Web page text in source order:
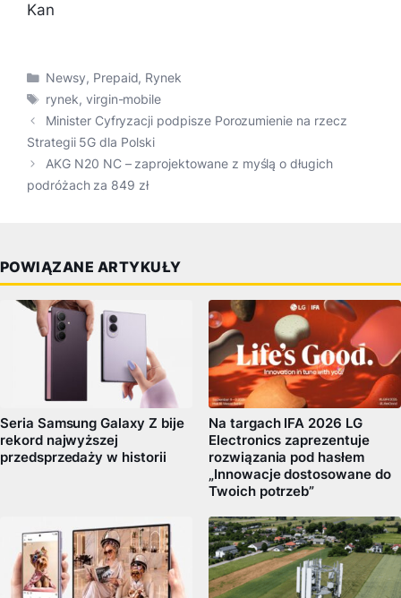
Kan
Kategorie
Newsy, Prepaid, Rynek
Tagi
rynek, virgin-mobile
Minister Cyfryzacji podpisze Porozumienie na rzecz
Strategii 5G dla Polski
AKG N20 NC – zaprojektowane z myślą o długich
podróżach za 849 zł
POWIĄZANE ARTYKUŁY
Seria Samsung Galaxy Z bije
rekord najwyższej
przedsprzedaży w historii
Na targach IFA 2026 LG
Electronics zaprezentuje
rozwiązania pod hasłem
„Innowacje dostosowane do
Twoich potrzeb”